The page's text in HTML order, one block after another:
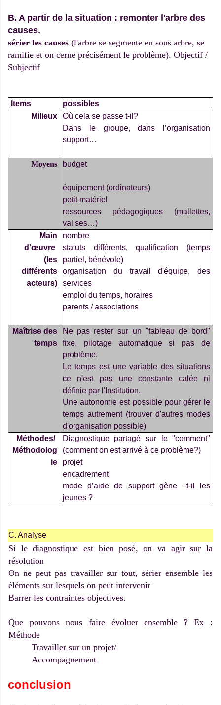
B. A partir de la situation : remonter l'arbre des
causes.
sérier les causes (l'arbre se segmente en sous arbre, se
ramifie et on cerne précisément le problème). Objectif /
Subjectif
Items
possibles
Milieux
Où cela se passe t-il?
Dans le groupe, dans l’organisation
support…
Moyens budget
équipement (ordinateurs)
petit matériel
ressources pédagogiques (mallettes,
valises…)
Main
d'œuvre
(les
différents
acteurs)
nombre
statuts différents, qualification (temps
partiel, bénévole)
organisation du travail d'équipe, des
services
emploi du temps, horaires
parents / associations
Maîtrise des
temps
Ne pas rester sur un "tableau de bord"
fixe, pilotage automatique si pas de
problème.
Le temps est une variable des situations
ce n'est pas une constante calée ni
définie par l'Institution.
Une autonomie est possible pour gérer le
temps autrement (trouver d'autres modes
d'organisation possible)
Méthodes/
Méthodolog
ie
Diagnostique partagé sur le "comment"
(comment on est arrivé à ce problème?)
projet
encadrement
mode d’aide de support gène –t-il les
jeunes ?
C. Analyse
Si le diagnostique est bien posé, on va agir sur la
résolution
On ne peut pas travailler sur tout, sérier ensemble les
éléments sur lesquels on peut intervenir
Barrer les contraintes objectives.
Que pouvons nous faire évoluer ensemble ? Ex :
Méthode
Travailler sur un projet/
Accompagnement
conclusion